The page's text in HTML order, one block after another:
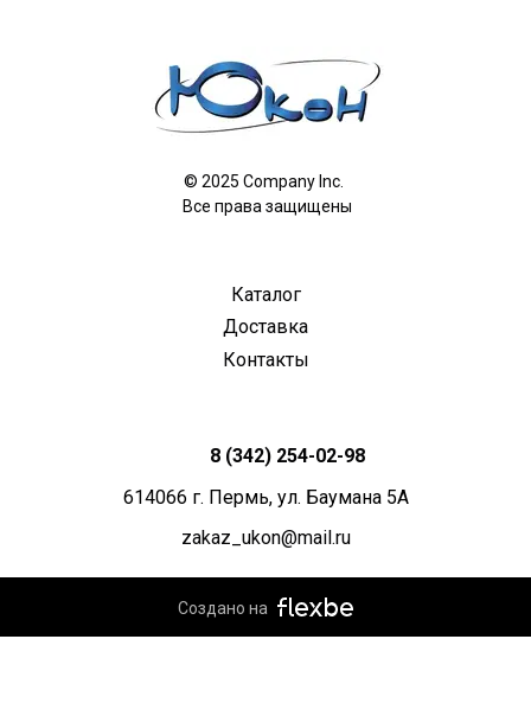
© 2025 Company Inc.
Все права защищены
Каталог
Доставка
Контакты
8 (342) 254-02-98
614066 г. Пермь, ул. Баумана 5А
zakaz_ukon@mail.ru
Создано на